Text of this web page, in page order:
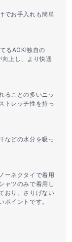
でお手入れも簡単
るAOKI独自の
向上し、より快適
ることの多いニッ
トレッチ性を持っ
などの水分を吸っ
ーネクタイで着用
ャツのみで着用し
おり、さりげない
ポイントです。